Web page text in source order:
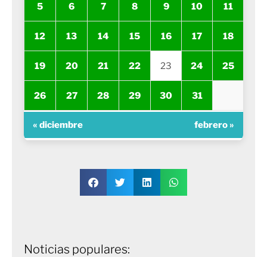
5 6 7 8 9 10 11
12 13 14 15 16 17 18
19 20 21 22 23 24 25
26 27 28 29 30 31
« diciembre febrero »
Noticias populares: